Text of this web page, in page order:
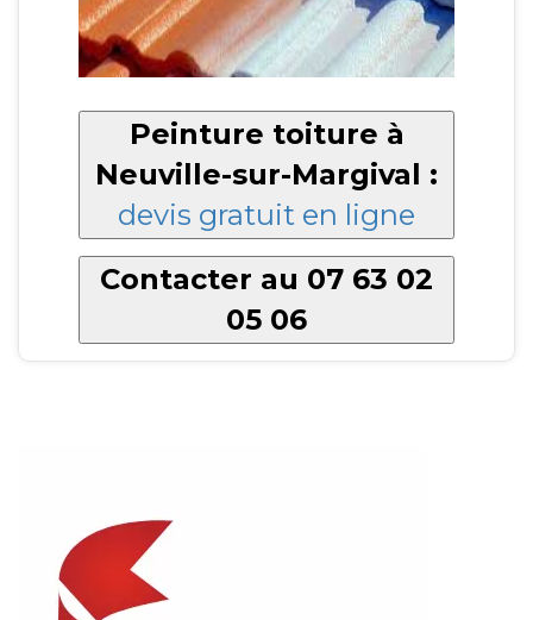
Peinture toiture à
Neuville-sur-Margival :
devis gratuit en ligne
Contacter au 07 63 02
05 06